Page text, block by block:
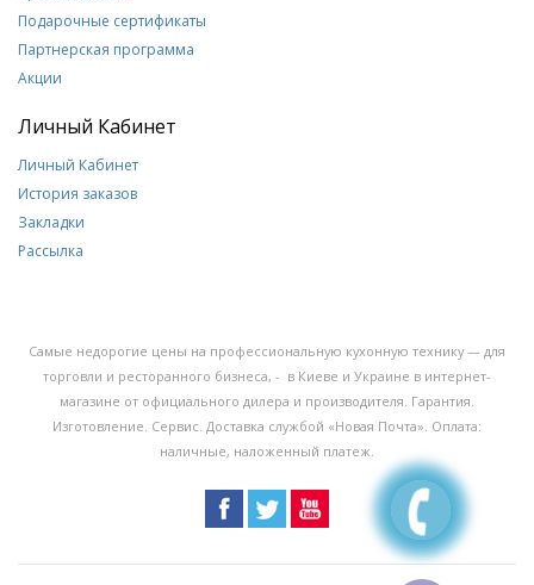
Подарочные сертификаты
Партнерская программа
Акции
Личный Кабинет
Личный Кабинет
История заказов
Закладки
Рассылка
Самые недорогие цены на профессиональную кухонную технику — для
торговли и ресторанного бизнеса, - в Киеве и Украине в интернет-
магазине от официального дилера и производителя. Гарантия.
Изготовление. Сервис. Доставка службой «Новая Почта». Оплата:
наличные, наложенный платеж.